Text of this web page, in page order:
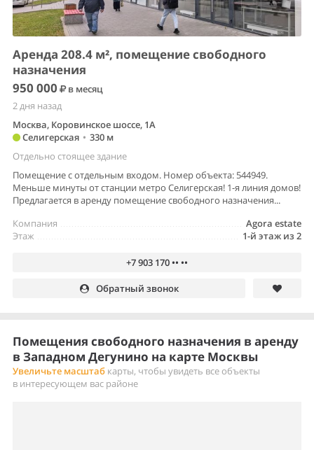
Аренда 208.4 м², помещение свободного
назначения
950 000
в месяц
2 дня назад
Москва, Коровинское шоссе, 1А
Селигерская • 330 м
Отдельно стоящее здание
Помещение с отдельным входом. Номер объекта: 544949.
Меньше минуты от станции метро Селигерская! 1-я линия домов!
Предлагается в аренду помещение свободного назначения...
Agora estate
Компания
1-й этаж из 2
Этаж
+7 903 170 •• ••
Обратный звонок
Помещения свободного назначения в аренду
в Западном Дегунино на карте Москвы
Увеличьте масштаб карты, чтобы увидеть все объекты
в интересующем вас районе